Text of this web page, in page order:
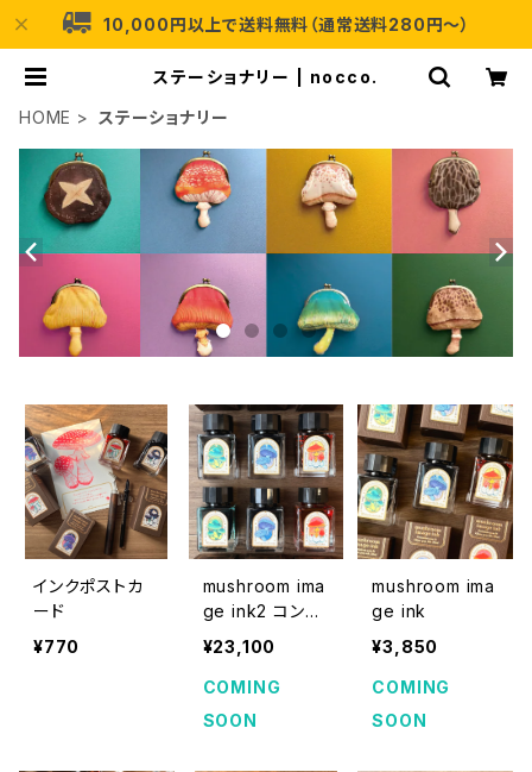
10,000円以上で送料無料（通常送料280円〜）
ステーショナリー | nocco.
HOME
ステーショナリー
インクポストカ
ード
¥770
mushroom ima
ge ink2 コンプ
リートセット
¥23,100
COMING
SOON
mushroom ima
ge ink
¥3,850
COMING
SOON